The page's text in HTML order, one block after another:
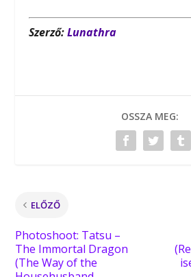
Szerző:Lunathra
OSSZA MEG:
ELŐZŐ
Photoshoot: Tatsu –
The Immortal Dragon
(The Way of the